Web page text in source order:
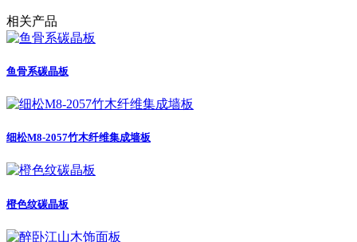
相关产品
鱼骨系碳晶板
细松M8-2057竹木纤维集成墙板
橙色纹碳晶板